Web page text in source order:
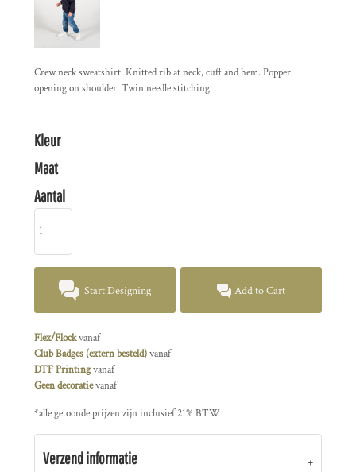
Crew neck sweatshirt. Knitted rib at neck, cuff and hem. Popper
opening on shoulder. Twin needle stitching.
Kleur
Maat
Aantal
Start Designing Add to Cart
Flex/Flockvanaf
Club Badges (extern besteld)vanaf
DTF Printingvanaf
Geen decoratievanaf
*alle getoonde prijzen zijn inclusief 21% BTW
Verzend informatie